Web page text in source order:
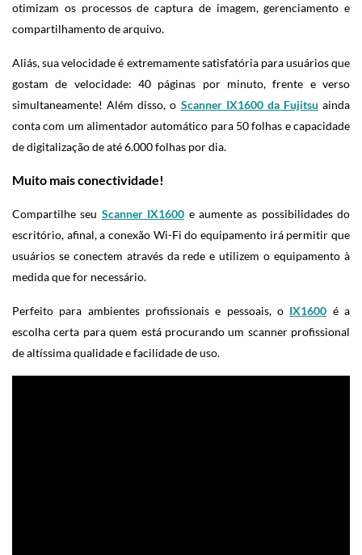
otimizam os processos de captura de imagem, gerenciamento e
compartilhamento de arquivo.
Aliás, sua velocidade é extremamente satisfatória para usuários que
gostam de velocidade: 40 páginas por minuto, frente e verso
simultaneamente! Além disso, o Scanner IX1600 da Fujitsu ainda
conta com um alimentador automático para 50 folhas e capacidade
de digitalização de até 6.000 folhas por dia.
Muito mais conectividade!
Compartilhe seu Scanner IX1600 e aumente as possibilidades do
escritório, afinal, a conexão Wi-Fi do equipamento irá permitir que
usuários se conectem através da rede e utilizem o equipamento à
medida que for necessário.
Perfeito para ambientes profissionais e pessoais, o IX1600 é a
escolha certa para quem está procurando um scanner profissional
de altíssima qualidade e facilidade de uso.